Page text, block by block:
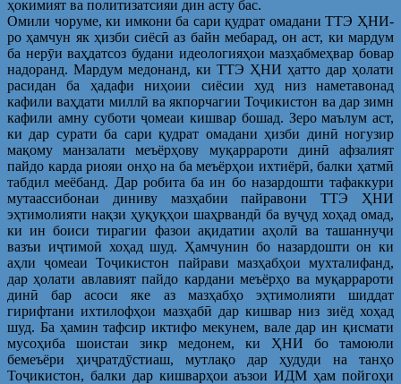
ҳокимият ва политизатсияи дин асту бас.
Омили чоруме, ки имкони ба сари қудрат омадани ТТЭ ҲНИ-
ро ҳамчун як ҳизби сиёсӣ аз байн мебарад, он аст, ки мардум
ба нерӯи ваҳдатсоз будани идеологияҳои мазҳабмеҳвар бовар
надоранд. Мардум медонанд, ки ТТЭ ҲНИ ҳатто дар ҳолати
расидан ба ҳадафи ниҳоии сиёсии худ низ наметавонад
кафили ваҳдати миллӣ ва якпорчагии Тоҷикистон ва дар зимн
кафили амну суботи ҷомеаи кишвар бошад. Зеро маълум аст,
ки дар сурати ба сари қудрат омадани ҳизби динӣ ногузир
мақому манзалати меъёрҳову муқаррароти динӣ афзалият
пайдо карда риояи онҳо на ба меъёрҳои ихтиёрӣ, балки ҳатмӣ
табдил меёбанд. Дар робита ба ин бо назардошти тафаккури
мутаассибонаи диниву мазҳабии пайравони ТТЭ ҲНИ
эҳтимолияти нақзи ҳуқуқҳои шаҳрвандӣ ба вуҷуд хоҳад омад,
ки ин боиси тирагии фазои ақидатии аҳолӣ ва ташаннуҷи
вазъи иҷтимоӣ хоҳад шуд. Ҳамчунин бо назардошти он ки
аҳли ҷомеаи Тоҷикистон пайрави мазҳабҳои мухталифанд,
дар ҳолати авлавият пайдо кардани меъёрҳо ва муқаррароти
динӣ бар асоси яке аз мазҳабҳо эҳтимолияти шиддат
гирифтани ихтилофҳои мазҳабӣ дар кишвар низ зиёд хоҳад
шуд. Ба ҳамин тафсир иктифо мекунем, вале дар ин қисмати
мусоҳиба шоистаи зикр медонем, ки ҲНИ бо тамоюли
бемеъёри ҳиҷратдӯстиаш, мутлақо дар ҳудуди на танҳо
Тоҷикистон, балки дар кишварҳои аъзои ИДМ ҳам пойгоҳи